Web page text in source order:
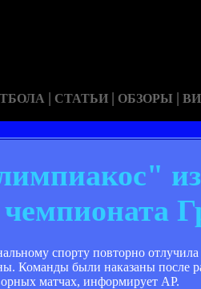
| СТАТЬИ | ОБЗОРЫ |
из
чемпионата
спорту повторно
Команды были наказаны после
матчах, информирует АР.